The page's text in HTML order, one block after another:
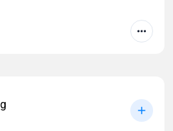
который поможет быстро
и авторы выдохнули
и больше